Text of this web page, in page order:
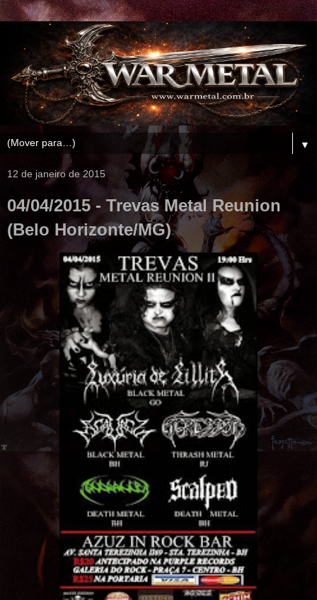
▼
12 de janeiro de 2015
04/04/2015 - Trevas Metal Reunion
(Belo Horizonte/MG)